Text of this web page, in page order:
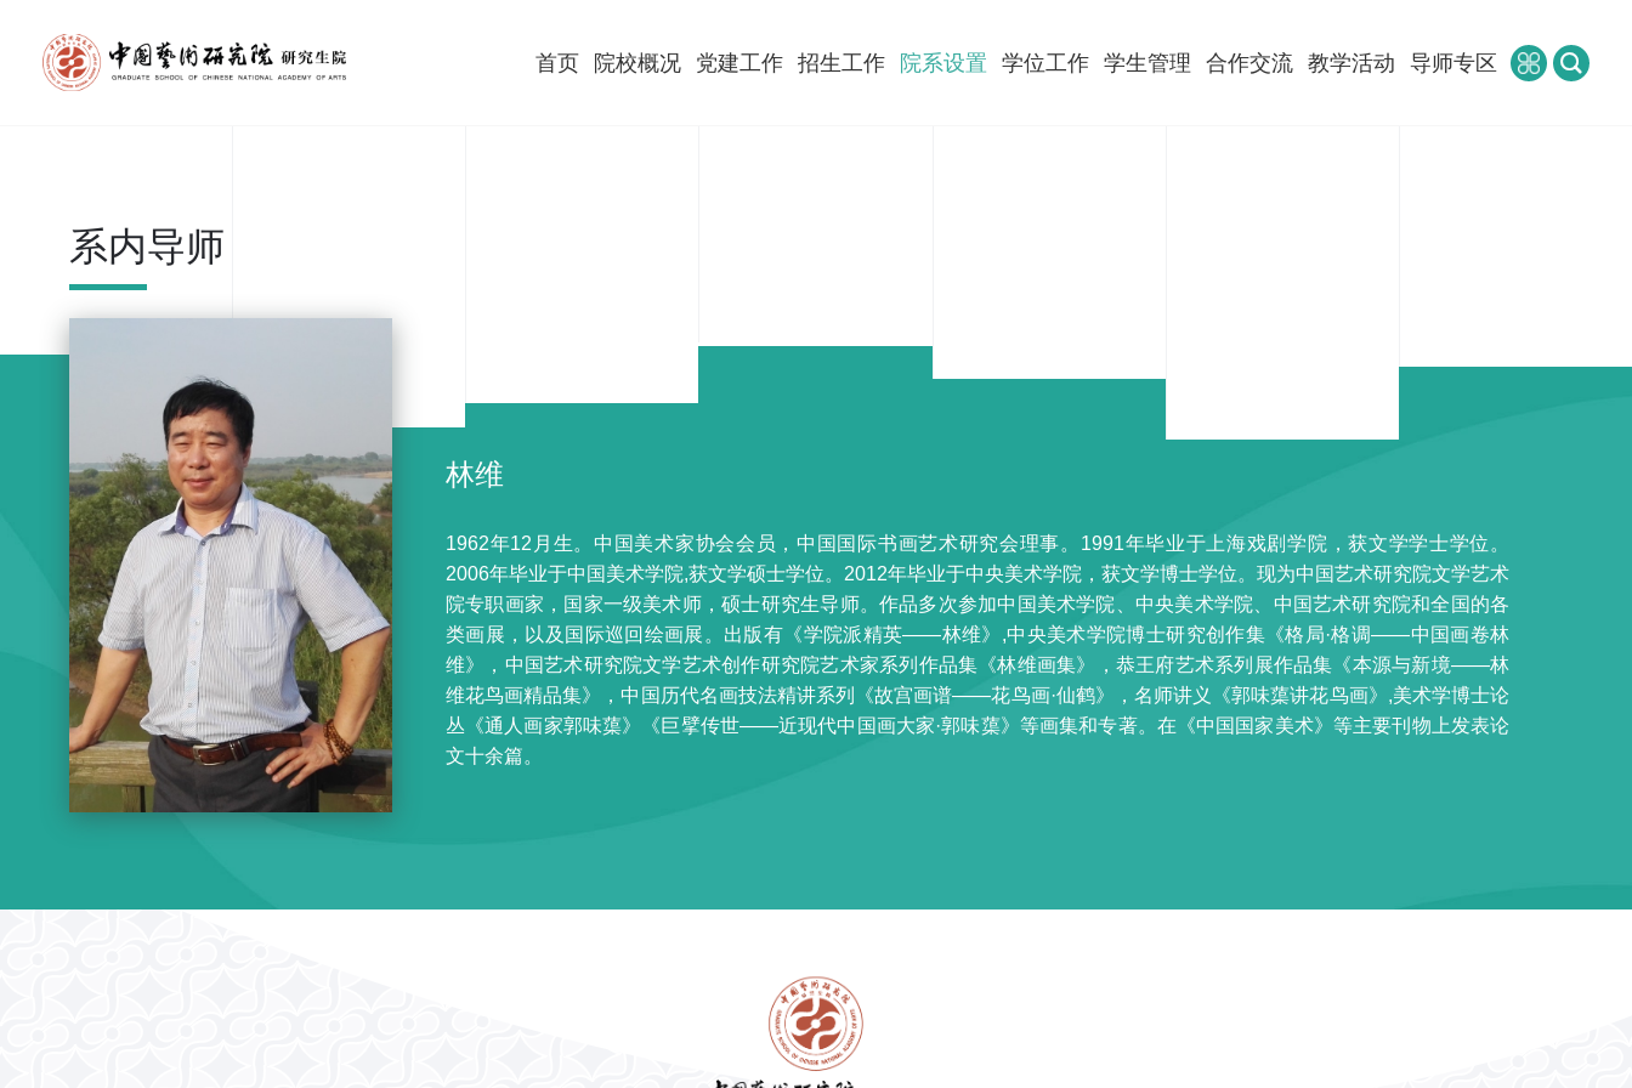
首页 院校概况 党建工作 招生工作 院系设置 学位工作 学生管理 合作交流 教学活动 导师专区
系内导师
林维
1962年12月生。中国美术家协会会员，中国国际书画艺术研究会理事。1991年毕业于上海戏剧学院，获文学学士学位。
2006年毕业于中国美术学院,获文学硕士学位。2012年毕业于中央美术学院，获文学博士学位。现为中国艺术研究院文学艺术
院专职画家，国家一级美术师，硕士研究生导师。作品多次参加中国美术学院、中央美术学院、中国艺术研究院和全国的各
类画展，以及国际巡回绘画展。出版有《学院派精英——林维》,中央美术学院博士研究创作集《格局·格调——中国画卷林
维》，中国艺术研究院文学艺术创作研究院艺术家系列作品集《林维画集》，恭王府艺术系列展作品集《本源与新境——林
维花鸟画精品集》，中国历代名画技法精讲系列《故宫画谱——花鸟画·仙鹤》，名师讲义《郭味蕖讲花鸟画》,美术学博士论
丛《通人画家郭味蕖》《巨擘传世——近现代中国画大家·郭味蕖》等画集和专著。在《中国国家美术》等主要刊物上发表论
文十余篇。